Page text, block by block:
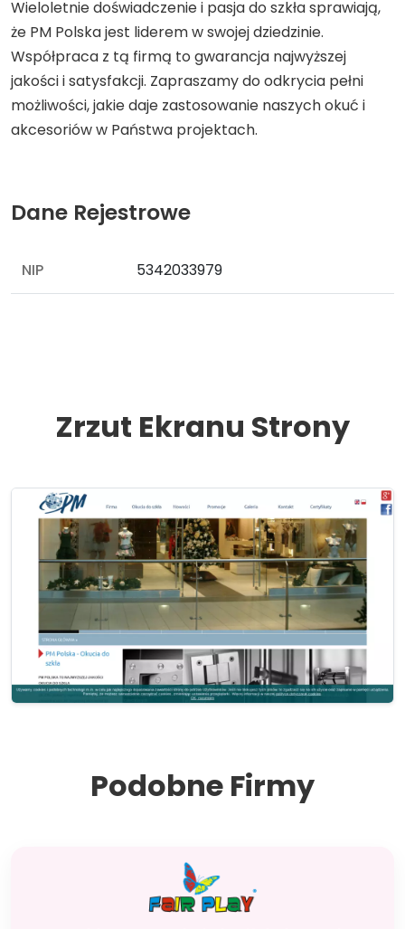
Wieloletnie doświadczenie i pasja do szkła sprawiają,
że PM Polska jest liderem w swojej dziedzinie.
Współpraca z tą firmą to gwarancja najwyższej
jakości i satysfakcji. Zapraszamy do odkrycia pełni
możliwości, jakie daje zastosowanie naszych okuć i
akcesoriów w Państwa projektach.
Dane Rejestrowe
NIP 5342033979
Zrzut Ekranu Strony
Podobne Firmy